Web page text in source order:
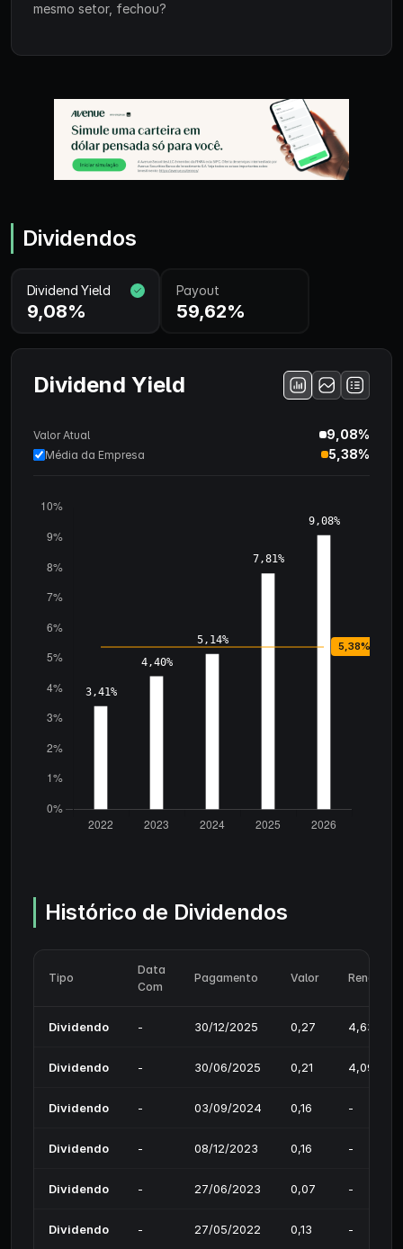
mesmo setor, fechou?
Dividendos
Dividend Yield
9,08%
Payout
59,62%
Dividend Yield
Valor Atual 9,08%
Média da Empresa 5,38%
Histórico de Dividendos
Tipo
Data
Com
Pagamento Valor
Dividendo - 30/12/2025 0,27 4,63%
Dividendo - 30/06/2025 0,21 4,09%
Dividendo - 03/09/2024 0,16 -
Dividendo - 08/12/2023 0,16 -
Dividendo - 27/06/2023 0,07 -
Dividendo - 27/05/2022 0,13 -